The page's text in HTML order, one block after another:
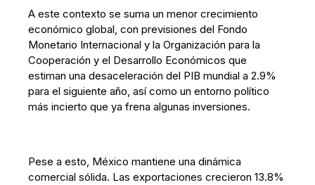
A este contexto se suma un menor crecimiento
económico global, con previsiones del Fondo
Monetario Internacional y la Organización para la
Cooperación y el Desarrollo Económicos que
estiman una desaceleración del PIB mundial a 2.9%
para el siguiente año, así como un entorno político
más incierto que ya frena algunas inversiones.
Pese a esto, México mantiene una dinámica
comercial sólida. Las exportaciones crecieron 13.8%